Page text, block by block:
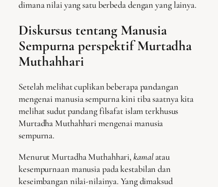
dimana nilai yang satu berbeda dengan yang lainya.
Diskursus tentang Manusia
Sempurna perspektif Murtadha
Muthahhari
Setelah melihat cuplikan beberapa pandangan
mengenai manusia sempurna kini tiba saatnya kita
melihat sudut pandang filsafat islam terkhusus
Murtadha Muthahhari mengenai manusia
sempurna.
Menurut Murtadha Muthahhari,kamalatau
kesempurnaan manusia pada kestabilan dan
keseimbangan nilai-nilainya. Yang dimaksud